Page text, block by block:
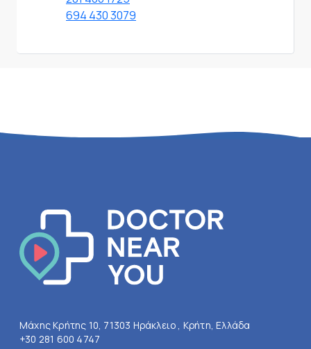
694 430 3079
Μάχης Κρήτης 10, 71303 Ηράκλειο , Κρήτη, Ελλάδα
+30 281 600 4747